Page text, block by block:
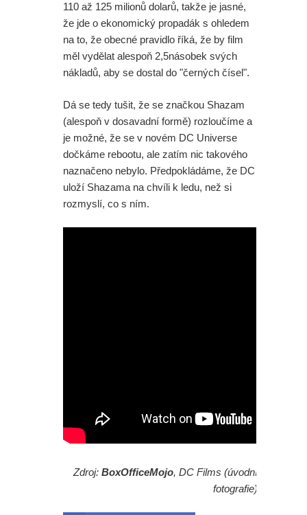
110 až 125 milionů dolarů, takže je jasné,
že jde o ekonomický propadák s ohledem
na to, že obecné pravidlo říká, že by film
měl vydělat alespoň 2,5násobek svých
nákladů, aby se dostal do "černých čísel".
Dá se tedy tušit, že se značkou Shazam
(alespoň v dosavadní formě) rozloučíme a
je možné, že se v novém DC Universe
dočkáme rebootu, ale zatím nic takového
naznačeno nebylo. Předpokládáme, že DC
uloží Shazama na chvíli k ledu, než si
rozmyslí, co s ním.
Zdroj: BoxOfficeMojo, DC Films (úvodní
fotografie)